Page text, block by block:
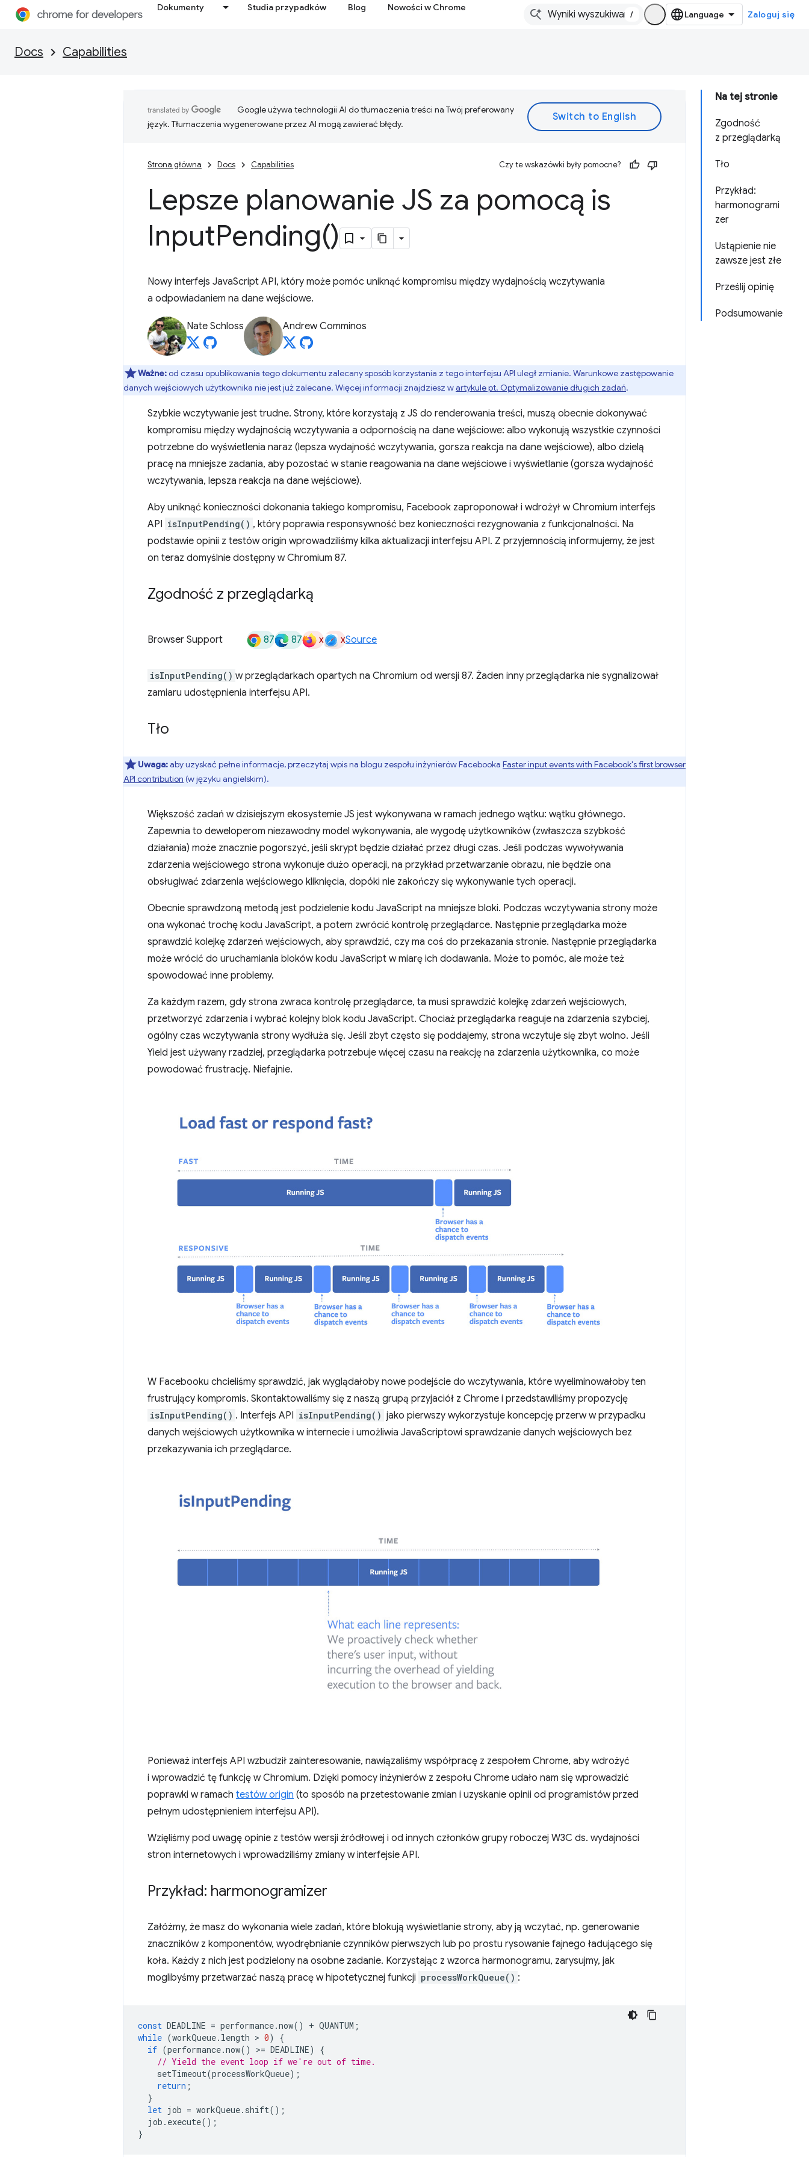
Dokumenty Studia przypadków Blog Nowości w Chrome
/ Zaloguj się
Docs Capabilities
Na tej stronie
Zgodność
z przeglądarką
Tło
Przykład:
harmonogrami
zer
Ustąpienie nie
zawsze jest złe
Prześlij opinię
Podsumowanie
Google używa technologii AI do tłumaczenia treści na Twój preferowany
język. Tłumaczenia wygenerowane przez AI mogą zawierać błędy.
Strona główna Docs Capabilities Czy te wskazówki były pomocne?
Lepsze planowanie JS za pomocą is
InputPending()
Nowy interfejs JavaScript API, który może pomóc uniknąć kompromisu między wydajnością wczytywania
a odpowiadaniem na dane wejściowe.
Nate Schloss Andrew Comminos
Ważne:od czasu opublikowania tego dokumentu zalecany sposób korzystania z tego interfejsu API uległ zmianie. Warunkowe zastępowanie
danych wejściowych użytkownika nie jest już zalecane. Więcej informacji znajdziesz wartykule pt. Optymalizowanie długich zadań.
Szybkie wczytywanie jest trudne. Strony, które korzystają z JS do renderowania treści, muszą obecnie dokonywać
kompromisu między wydajnością wczytywania a odpornością na dane wejściowe: albo wykonują wszystkie czynności
potrzebne do wyświetlenia naraz (lepsza wydajność wczytywania, gorsza reakcja na dane wejściowe), albo dzielą
pracę na mniejsze zadania, aby pozostać w stanie reagowania na dane wejściowe i wyświetlanie (gorsza wydajność
wczytywania, lepsza reakcja na dane wejściowe).
Aby uniknąć konieczności dokonania takiego kompromisu, Facebook zaproponował i wdrożył w Chromium interfejs
API isInputPending() , który poprawia responsywność bez konieczności rezygnowania z funkcjonalności. Na
podstawie opinii z testów origin wprowadziliśmy kilka aktualizacji interfejsu API. Z przyjemnością informujemy, że jest
on teraz domyślnie dostępny w Chromium 87.
Zgodność z przeglądarką
Browser Support 87 87 x xSource
isInputPending() w przeglądarkach opartych na Chromium od wersji 87. Żaden inny przeglądarka nie sygnalizował
zamiaru udostępnienia interfejsu API.
Tło
Uwaga:aby uzyskać pełne informacje, przeczytaj wpis na blogu zespołu inżynierów Facebooka Faster input events with Facebook's first browser
API contribution (w języku angielskim).
Większość zadań w dzisiejszym ekosystemie JS jest wykonywana w ramach jednego wątku: wątku głównego.
Zapewnia to deweloperom niezawodny model wykonywania, ale wygodę użytkowników (zwłaszcza szybkość
działania) może znacznie pogorszyć, jeśli skrypt będzie działać przez długi czas. Jeśli podczas wywoływania
zdarzenia wejściowego strona wykonuje dużo operacji, na przykład przetwarzanie obrazu, nie będzie ona
obsługiwać zdarzenia wejściowego kliknięcia, dopóki nie zakończy się wykonywanie tych operacji.
Obecnie sprawdzoną metodą jest podzielenie kodu JavaScript na mniejsze bloki. Podczas wczytywania strony może
ona wykonać trochę kodu JavaScript, a potem zwrócić kontrolę przeglądarce. Następnie przeglądarka może
sprawdzić kolejkę zdarzeń wejściowych, aby sprawdzić, czy ma coś do przekazania stronie. Następnie przeglądarka
może wrócić do uruchamiania bloków kodu JavaScript w miarę ich dodawania. Może to pomóc, ale może też
spowodować inne problemy.
Za każdym razem, gdy strona zwraca kontrolę przeglądarce, ta musi sprawdzić kolejkę zdarzeń wejściowych,
przetworzyć zdarzenia i wybrać kolejny blok kodu JavaScript. Chociaż przeglądarka reaguje na zdarzenia szybciej,
ogólny czas wczytywania strony wydłuża się. Jeśli zbyt często się poddajemy, strona wczytuje się zbyt wolno. Jeśli
Yield jest używany rzadziej, przeglądarka potrzebuje więcej czasu na reakcję na zdarzenia użytkownika, co może
powodować frustrację. Niefajnie.
W Facebooku chcieliśmy sprawdzić, jak wyglądałoby nowe podejście do wczytywania, które wyeliminowałoby ten
frustrujący kompromis. Skontaktowaliśmy się z naszą grupą przyjaciół z Chrome i przedstawiliśmy propozycję
isInputPending() . Interfejs API isInputPending() jako pierwszy wykorzystuje koncepcję przerw w przypadku
danych wejściowych użytkownika w internecie i umożliwia JavaScriptowi sprawdzanie danych wejściowych bez
przekazywania ich przeglądarce.
Ponieważ interfejs API wzbudził zainteresowanie, nawiązaliśmy współpracę z zespołem Chrome, aby wdrożyć
i wprowadzić tę funkcję w Chromium. Dzięki pomocy inżynierów z zespołu Chrome udało nam się wprowadzić
poprawki w ramach testów origin (to sposób na przetestowanie zmian i uzyskanie opinii od programistów przed
pełnym udostępnieniem interfejsu API).
Wzięliśmy pod uwagę opinie z testów wersji źródłowej i od innych członków grupy roboczej W3C ds. wydajności
stron internetowych i wprowadziliśmy zmiany w interfejsie API.
Przykład: harmonogramizer
Załóżmy, że masz do wykonania wiele zadań, które blokują wyświetlanie strony, aby ją wczytać, np. generowanie
znaczników z komponentów, wyodrębnianie czynników pierwszych lub po prostu rysowanie fajnego ładującego się
koła. Każdy z nich jest podzielony na osobne zadanie. Korzystając z wzorca harmonogramu, zarysujmy, jak
moglibyśmy przetwarzać naszą pracę w hipotetycznej funkcji processWorkQueue() :
const DEADLINE = performance.now() + QUANTUM ;
while (workQueue. length > 0)
{
if (performance.now() >= DEADLINE)
{
// Yield the event loop if we're out of time.
setTimeout(processWorkQueue);
return ;
}
let job = workQueue. shift();
job . execute();
}